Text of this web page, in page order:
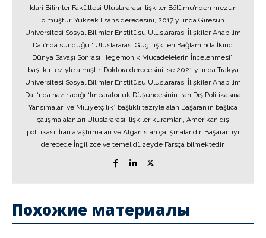
İdari Bilimler Fakültesi Uluslararası İlişkiler Bölümü’nden mezun
olmuştur. Yüksek lisans derecesini, 2017 yılında Giresun
Üniversitesi Sosyal Bilimler Enstitüsü Uluslararası İlişkiler Anabilim
Dalı’nda sunduğu ‘’Uluslararası Güç İlişkileri Bağlamında İkinci
Dünya Savaşı Sonrası Hegemonik Mücadelelerin İncelenmesi’’
başlıklı teziyle almıştır. Doktora derecesini ise 2021 yılında Trakya
Üniversitesi Sosyal Bilimler Enstitüsü Uluslararası İlişkiler Anabilim
Dalı‘nda hazırladığı “İmparatorluk Düşüncesinin İran Dış Politikasına
Yansımaları ve Milliyetçilik” başlıklı teziyle alan Başaran’ın başlıca
çalışma alanları Uluslararası ilişkiler kuramları, Amerikan dış
politikası, İran araştırmaları ve Afganistan çalışmalarıdır. Başaran iyi
derecede İngilizce ve temel düzeyde Farsça bilmektedir.
Похожие материалы